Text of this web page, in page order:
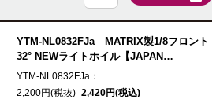
YTM-NL0832FJa MATRIX製1/8フロント
32° NEWライトホイル【JAPAN
Edition/69mm】
YTM-NL0832FJa：
2,200円(税抜) 2,420円(税込)